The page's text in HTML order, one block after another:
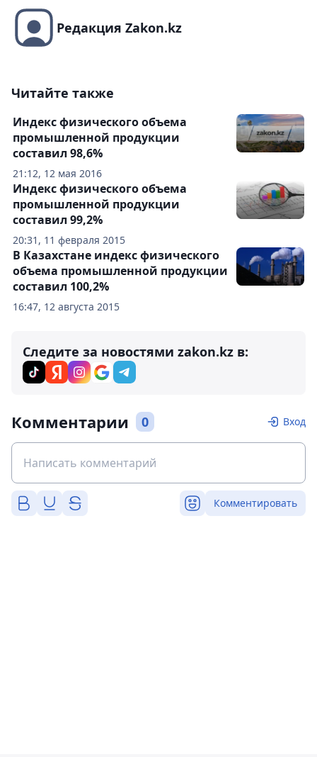
Редакция Zakon.kz
Читайте также
21:12, 12 мая 2016
Индекс физического объема
промышленной продукции
составил 98,6%
20:31, 11 февраля 2015
Индекс физического объема
промышленной продукции
составил 99,2%
16:47, 12 августа 2015
В Казахстане индекс физического
объема промышленной продукции
составил 100,2%
Следите за новостями zakon.kz в:
Комментарии 0 Вход
Комментировать